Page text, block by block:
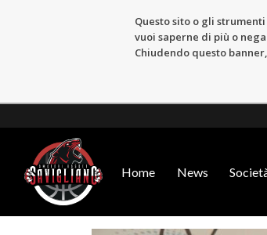
Questo sito o gli
vuoi saperne di più o
Chiudendo questo
Home News